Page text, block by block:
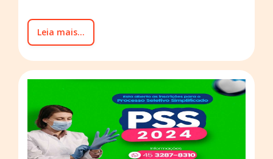
Leia mais...